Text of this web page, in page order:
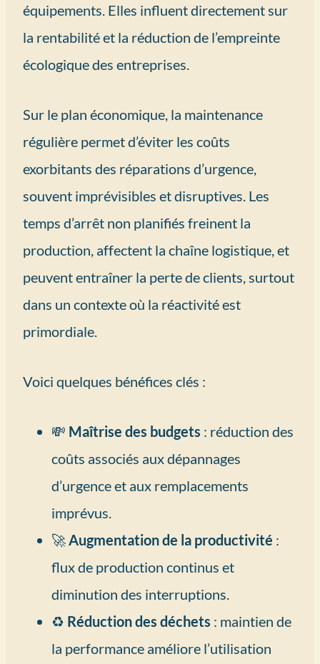
équipements. Elles influent directement sur
la rentabilité et la réduction de l’empreinte
écologique des entreprises.
Sur le plan économique, la maintenance
régulière permet d’éviter les coûts
exorbitants des réparations d’urgence,
souvent imprévisibles et disruptives. Les
temps d’arrêt non planifiés freinent la
production, affectent la chaîne logistique, et
peuvent entraîner la perte de clients, surtout
dans un contexte où la réactivité est
primordiale.
Voici quelques bénéfices clés :
💸 Maîtrise des budgets : réduction des
coûts associés aux dépannages
d’urgence et aux remplacements
imprévus.
🚀 Augmentation de la productivité :
flux de production continus et
diminution des interruptions.
♻️ Réduction des déchets : maintien de
la performance améliore l’utilisation